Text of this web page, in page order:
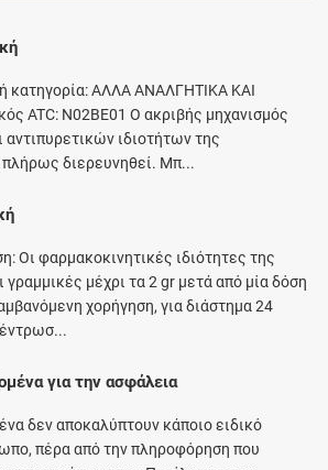
κατηγορία: ΑΛΛΑ ΑΝΑΛΓΗΤΙΚΑ ΚΑΙ
ATC: N02BE01 Ο ακριβής μηχανισμός
ιδιοτήτων της
διερευνηθεί. Μπ...
Οι φαρμακοκινητικές ιδιότητες της
γραμμικές μέχρι τα 2 gr μετά από μία δόση
χορήγηση, για διάστημα 24
για την ασφάλεια
δεν αποκαλύπτουν κάποιο ειδικό
πέρα από την πληροφόρηση που